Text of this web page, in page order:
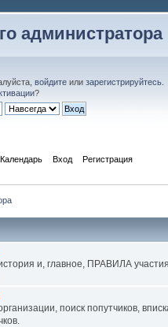
администратора
войдите или зарегистрируйтесь
?
Календарь Вход Регистрация
и, главное, ПРАВИЛА
поиск попутчиков,